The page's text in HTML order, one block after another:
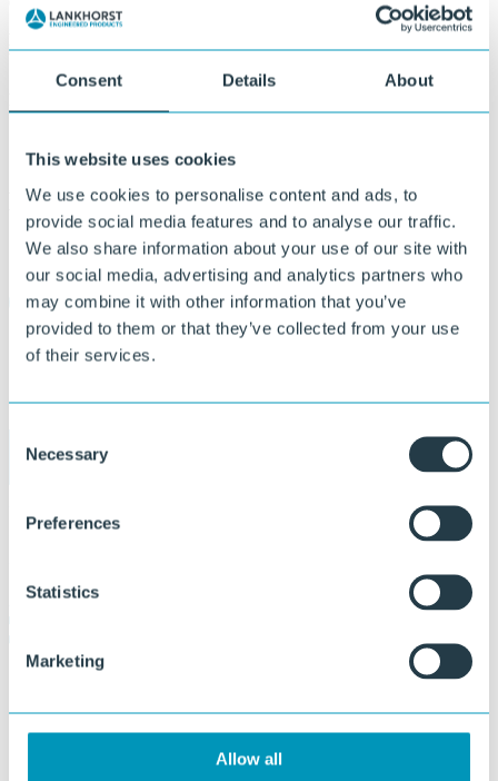
Consent Details About
This website uses cookies
We use cookies to personalise content and ads, to
provide social media features and to analyse our traffic.
We also share information about your use of our site with
our social media, advertising and analytics partners who
may combine it with other information that you’ve
provided to them or that they’ve collected from your use
of their services.
Selection
Necessary
Preferences
Statistics
Marketing
Allow all
Kontakt aufnehmen
Coil storage solutions
Railway solutions
Offshore solutions (EN)
Custom solutions